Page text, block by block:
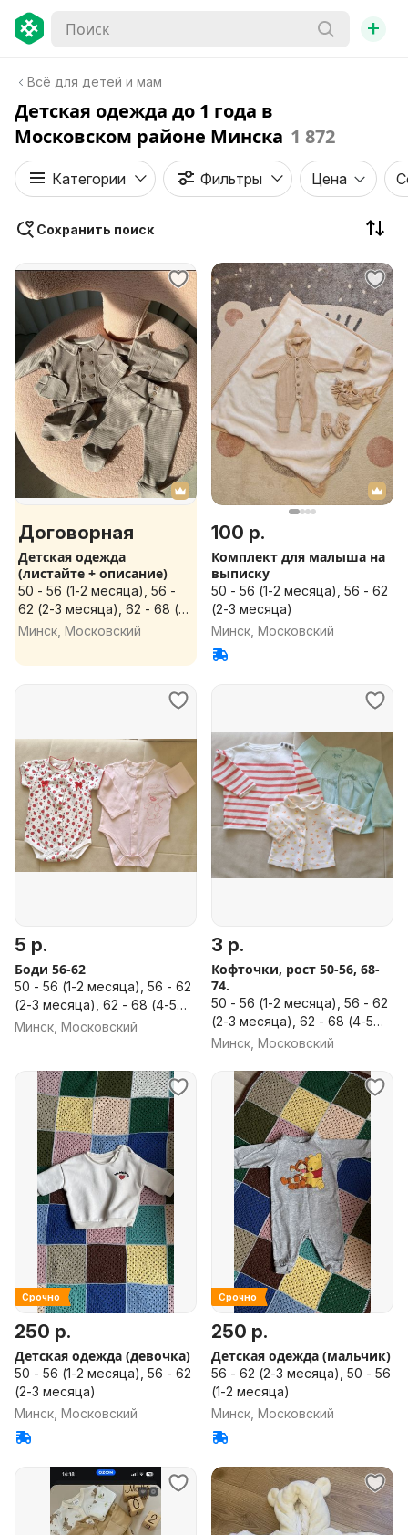
+
Всё для детей и мам
Детская одежда до 1 года в
Московском районе Минска 1 872
Категории Фильтры Цена
Сохранить поиск
Договорная
Детская одежда
(листайте + описание)
50 - 56 (1-2 месяца), 56 -
62 (2-3 месяца), 62 - 68 (4-
5 месяцев), 68 - 74 (6-8
месяцев)
Минск, Московский
100 р.
Комплект для малыша на
выписку
50 - 56 (1-2 месяца), 56 - 62
(2-3 месяца)
Минск, Московский
5 р.
Боди 56-62
50 - 56 (1-2 месяца), 56 - 62
(2-3 месяца), 62 - 68 (4-5
месяцев)
Минск, Московский
3 р.
Кофточки, рост 50-56, 68-
74.
50 - 56 (1-2 месяца), 56 - 62
(2-3 месяца), 62 - 68 (4-5
месяцев), 68 - 74 (6-8
месяцев)
Минск, Московский
Срочно
250 р.
Детская одежда (девочка)
50 - 56 (1-2 месяца), 56 - 62
(2-3 месяца)
Минск, Московский
Срочно
250 р.
Детская одежда (мальчик)
56 - 62 (2-3 месяца), 50 - 56
(1-2 месяца)
Минск, Московский